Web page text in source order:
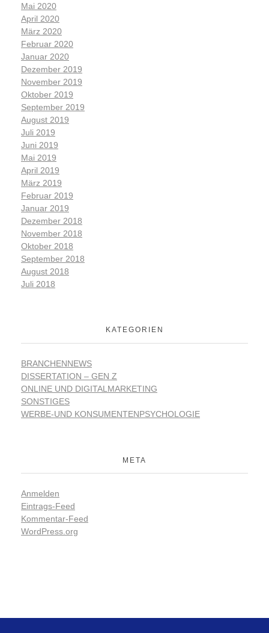
Mai 2020
April 2020
März 2020
Februar 2020
Januar 2020
Dezember 2019
November 2019
Oktober 2019
September 2019
August 2019
Juli 2019
Juni 2019
Mai 2019
April 2019
März 2019
Februar 2019
Januar 2019
Dezember 2018
November 2018
Oktober 2018
September 2018
August 2018
Juli 2018
KATEGORIEN
BRANCHENNEWS
DISSERTATION – GEN Z
ONLINE UND DIGITALMARKETING
SONSTIGES
WERBE-UND KONSUMENTENPSYCHOLOGIE
META
Anmelden
Eintrags-Feed
Kommentar-Feed
WordPress.org